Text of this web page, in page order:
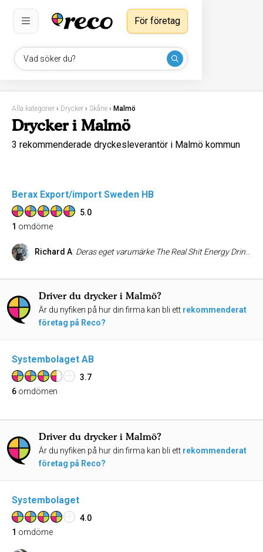
Vad söker du?
För företag
Alla kategorier › Drycker › Skåne › Malmö
Drycker i Malmö
3 rekommenderade dryckesleverantör i Malmö kommun
Berax Export/import Sweden HB
5.0
1 omdöme
Richard A: Deras eget varumärke The Real Shit Energy Drink är troligtvis bäst och godast på marknaden..!! Oj oj oj..!
Driver du drycker i Malmö?
Är du nyfiken på hur din firma kan bli ett rekommenderat
företag på Reco?
Systembolaget AB
3.7
6 omdömen
Driver du drycker i Malmö?
Är du nyfiken på hur din firma kan bli ett rekommenderat
företag på Reco?
Systembolaget
4.0
1 omdöme